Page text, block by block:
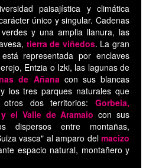
paisajística y climática
único y singular. Cadenas
y una amplia llanura, las
tierra de viñedos. La gran
representada por enclaves
Entzia o Izki, las lagunas de
de Añana con sus blancas
los tres parques naturales que
dos territorios: Gorbeia,
el Valle de Aramaiocon sus
dispersos entre montañas,
vasca" al amparo del macizo
espacio natural, montañero y